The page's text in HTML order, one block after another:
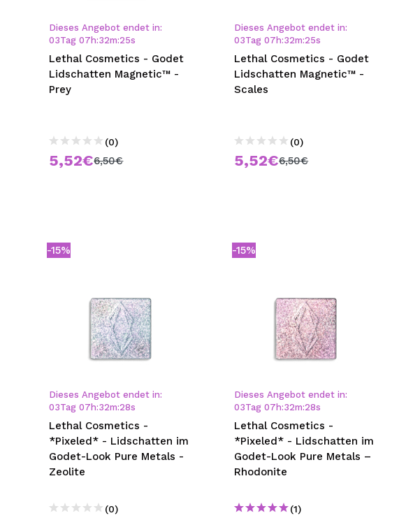
Dieses Angebot endet in:
03Tag 07 h:32m:24s
Lethal Cosmetics - Godet
Lidschatten Magnetic™ -
Prey
(0)
5,52€6,50€
Dieses Angebot endet in:
03Tag 07 h:32m:24s
Lethal Cosmetics - Godet
Lidschatten Magnetic™ -
Scales
(0)
5,52€6,50€
-15%
Dieses Angebot endet in:
03Tag 07 h:32m:28s
Lethal Cosmetics -
*Pixeled* - Lidschatten im
Godet-Look Pure Metals -
Zeolite
(0)
-15%
Dieses Angebot endet in:
03Tag 07 h:32m:28s
Lethal Cosmetics -
*Pixeled* - Lidschatten im
Godet-Look Pure Metals –
Rhodonite
(1)